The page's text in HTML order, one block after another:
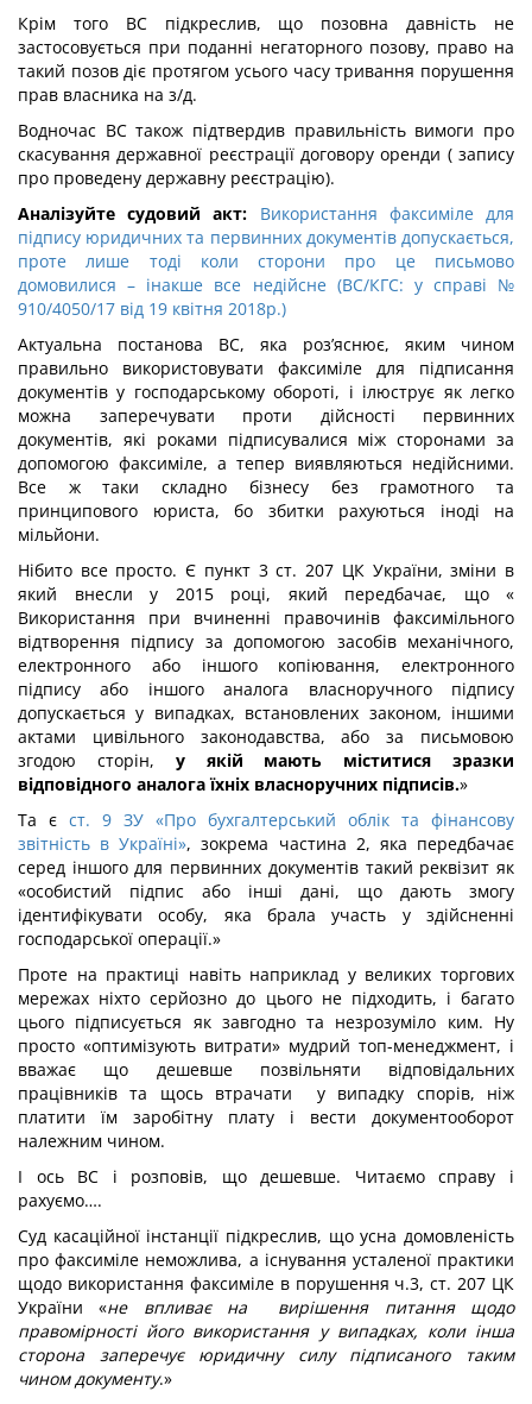
Крім того ВС підкреслив, що позовна давність не
застосовується при поданні негаторного позову, право на
такий позов діє протягом усього часу тривання порушення
прав власника на з/д.
Водночас ВС також підтвердив правильність вимоги про
скасування державної реєстрації договору оренди ( запису
про проведену державну реєстрацію).
Аналізуйте судовий акт:
Використання факсиміле для
підпису юридичних та первинних документів допускається,
проте лише тоді коли сторони про це письмово
домовилися – інакше все недійсне (ВС/КГС: у справі №
910/4050/17 від 19 квітня 2018р.)
Актуальна постанова ВС, яка роз’яснює, яким чином
правильно використовувати факсиміле для підписання
документів у господарському обороті, і ілюструє як легко
можна заперечувати проти дійсності первинних
документів, які роками підписувалися між сторонами за
допомогою факсиміле, а тепер виявляються недійсними.
Все ж таки складно бізнесу без грамотного та
принципового юриста, бо збитки рахуються іноді на
мільйони.
Нібито все просто. Є пункт 3 ст. 207 ЦК України, зміни в
який внесли у 2015 році, який передбачає, що «
Використання при вчиненні правочинів факсимільного
відтворення підпису за допомогою засобів механічного,
електронного або іншого копіювання, електронного
підпису або іншого аналога власноручного підпису
допускається у випадках, встановлених законом, іншими
актами цивільного законодавства, або за письмовою
згодою сторін, у якій мають міститися зразки
відповідного аналога їхніх власноручних підписів.»
Та є ст. 9 ЗУ «Про бухгалтерський облік та фінансову
звітність в Україні», зокрема частина 2, яка передбачає
серед іншого для первинних документів такий реквізит як
«особистий підпис або інші дані, що дають змогу
ідентифікувати особу, яка брала участь у здійсненні
господарської операції.»
Проте на практиці навіть наприклад у великих торгових
мережах ніхто серйозно до цього не підходить, і багато
цього підписується як завгодно та незрозуміло ким. Ну
просто «оптимізують витрати» мудрий топ-менеджмент, і
вважає що дешевше позвільняти відповідальних
працівників та щось втрачати у випадку спорів, ніж
платити їм заробітну плату і вести документооборот
належним чином.
І ось ВС і розповів, що дешевше. Читаємо справу і
рахуємо….
Суд касаційної інстанції підкреслив, що усна домовленість
про факсиміле неможлива, а існування усталеної практики
щодо використання факсиміле в порушення ч.3, ст. 207 ЦК
України «не впливає на вирішення питання щодо
правомірності його використання у випадках, коли інша
сторона заперечує юридичну силу підписаного таким
чином документу.»